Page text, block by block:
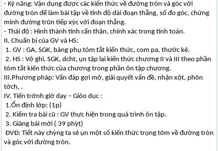
- Kỹ năng: Vận dụng được các kiến thức về đường tròn và góc với
đường tròn để làm bài tập về tính độ dài đoạn thẳng, số đo góc, chứng
minh đường trũn tiếp xỳc với đoạn thẳng.
- Thái độ : Hình thành tính cẩn thận, chính xác trong tính toán.
II. Chuẩn bị của GV và HS:
1. GV : GA, SGK, bảng phụ tóm tắt kiến thức, com pa, thước kẻ.
2. HS : Vở ghi, SGK, dcht, ụn tập lại kiến thức chương II và III theo phần
tóm tắt kiến thức của chương trong phần ôn tập chương.
III.Phương pháp: Vấn đáp gợi mở, giải quyết vấn đề, nhận xột, phõn
tớch, .
IV. Tiến trỡnh giờ dạy – Giỏo dục :
1.Ổn định lớp: (1p)
2. Kiểm tra bài cũ : GV thực hiện trong quá trình ôn tập.
3. Giảng bài mới ( 39 phỳt)
ĐVĐ: Tiết này chỳng ta sẽ ụn một số kiến thức trọng tõm về đường tròn
và góc với đường tròn.